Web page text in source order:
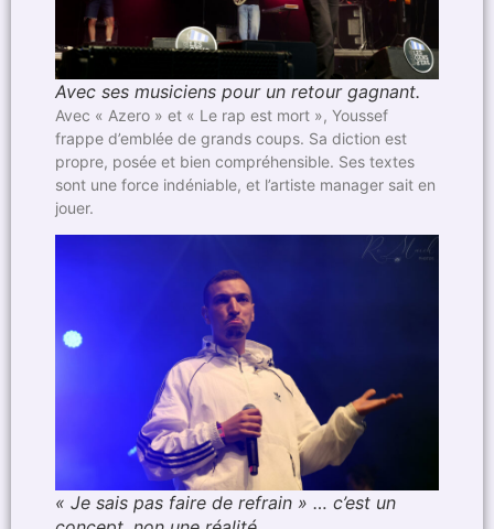
Avec ses musiciens pour un retour gagnant.
Avec « Azero » et « Le rap est mort », Youssef
frappe d’emblée de grands coups. Sa diction est
propre, posée et bien compréhensible. Ses textes
sont une force indéniable, et l’artiste manager sait en
jouer.
« Je sais pas faire de refrain » … c’est un